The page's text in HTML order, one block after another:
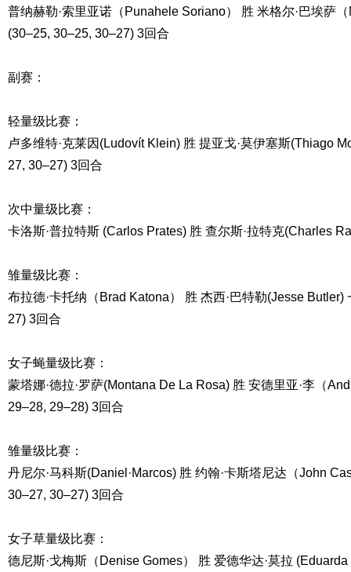
普纳赫勒·索里亚诺（Punahele Soriano） 胜 米格尔·巴埃萨
(30–25, 30–25, 30–27) 3回合
副赛：
轻量级比赛：
卢多维特·克莱因(Ludovít Klein) 胜 提亚戈·莫伊塞斯(Thiago
27, 30–27) 3回合
次中量级比赛：
卡洛斯·普拉特斯 (Carlos Prates) 胜 查尔斯·拉特克(Charles
雏量级比赛：
布拉德·卡托纳（Brad Katona） 胜 杰西·巴特勒(Jesse
27) 3回合
女子蝇量级比赛：
蒙塔娜·德拉·罗萨(Montana De La Rosa) 胜 安德里亚·李（
29–28, 29–28) 3回合
雏量级比赛：
丹尼尔·马科斯(Daniel·Marcos) 胜 约翰·卡斯塔尼达（John
30–27, 30–27) 3回合
女子草量级比赛：
德尼斯·戈梅斯（Denise Gomes） 胜 爱德华达·莫拉